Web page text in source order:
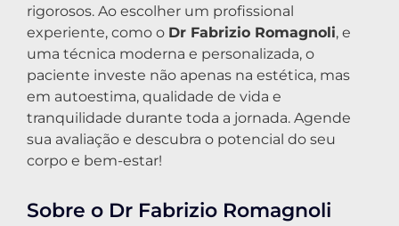
rigorosos. Ao escolher um profissional
experiente, como o Dr Fabrizio Romagnoli, e
uma técnica moderna e personalizada, o
paciente investe não apenas na estética, mas
em autoestima, qualidade de vida e
tranquilidade durante toda a jornada. Agende
sua avaliação e descubra o potencial do seu
corpo e bem-estar!
Sobre o Dr Fabrizio Romagnoli